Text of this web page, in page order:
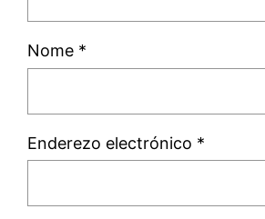
Nome *
Enderezo electrónico *